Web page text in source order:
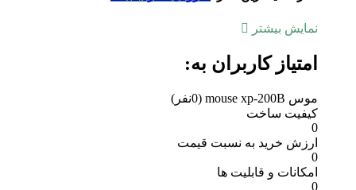
نمایش بیشتر
امتیاز کاربران به:
موس mouse xp-200B
(0نفر)
کیفیت ساخت
0
ارزش خرید به نسبت قیمت
0
امکانات و قابلیت ها
0